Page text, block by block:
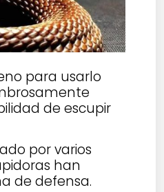
para usarlo
de escupir
por varios
han
de defensa.